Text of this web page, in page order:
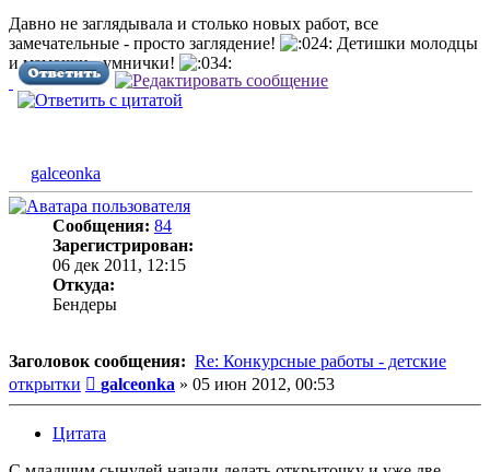
Давно не заглядывала и столько новых работ, все
замечательные - просто заглядение!
Детишки молодцы
и мамочки - умнички!
galceonka
Сообщения: 84
Зарегистрирован:
06 дек 2011, 12:15
Откуда:
Бендеры
Заголовок сообщения: Re: Конкурсные работы - детские
открытки
Сообщение
galceonka » 05 июн 2012, 00:53
Цитата